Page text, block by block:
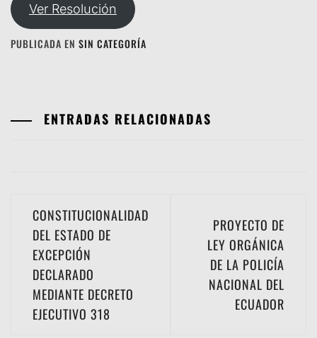
Ver Resolución
PUBLICADA EN SIN CATEGORÍA
ENTRADAS RELACIONADAS
Navegación
entradas
CONSTITUCIONALIDAD
DEL ESTADO DE
EXCEPCIÓN
DECLARADO
MEDIANTE DECRETO
EJECUTIVO 318
PROYECTO DE
LEY ORGÁNICA
DE LA POLICÍA
NACIONAL DEL
ECUADOR